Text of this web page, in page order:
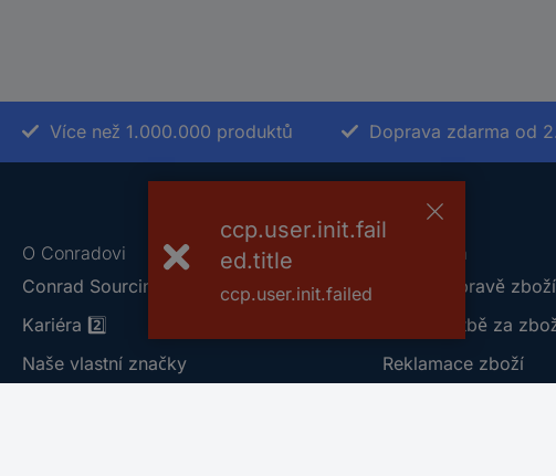
Více než 1.000.000 produktů Doprava zdarma od
O Conradovi
Conrad Sourcing Platform
Kariéra 2️⃣
Naše vlastní značky
Nápověda
Vše o dopravě zboží
Vše o platbě za
Reklamace zboží
ccp.user.init.fail
ed.title
ccp.user.init.failed